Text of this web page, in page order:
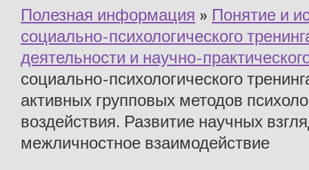
Полезная информация » Понятие и
социально-психологического
деятельности и научно-
социально-психологического
активных групповых методов
воздействия. Развитие научных
межличностное взаимодействие